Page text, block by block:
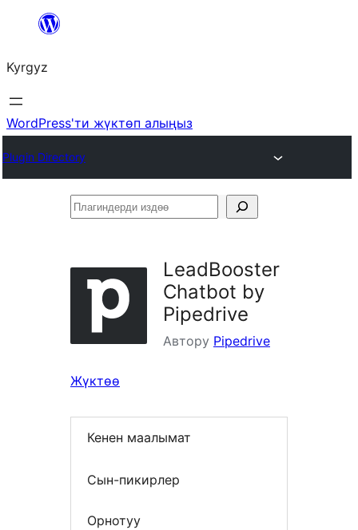
Мазмунга
Kyrgyz
WordPress'ти жүктөп алыңыз
Plugin Directory
Плагиндерди
LeadBooster
Chatbot by
Pipedrive
Автору Pipedrive
Жүктөө
Кенен маалымат
Сын-пикирлер
Орнотуу